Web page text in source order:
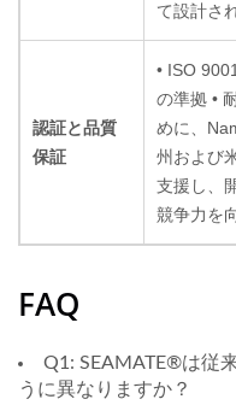
て設計さ
認証と品質
保証
• ISO
の準拠 •
めに、
州および
支援し、
競争力を
FAQ
Q1: SEAMATE®は従
うに異なりますか？